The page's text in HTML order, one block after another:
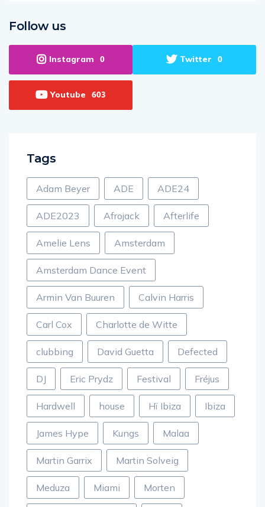
Follow us
Instagram 0 Twitter 0
Youtube 603
Tags
Adam Beyer ADE ADE24
ADE2023 Afrojack Afterlife
Amelie Lens Amsterdam
Amsterdam Dance Event
Armin Van Buuren Calvin Harris
Carl Cox Charlotte de Witte
clubbing David Guetta Defected
DJ Eric Prydz Festival Fréjus
Hardwell house Hï Ibiza Ibiza
James Hype Kungs Malaa
Martin Garrix Martin Solveig
Meduza Miami Morten